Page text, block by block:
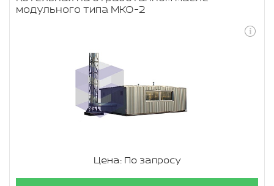
модульного типа МКО-2
Цена: По запросу